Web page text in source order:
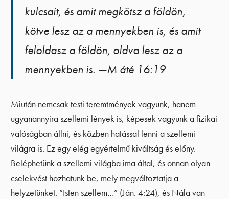
kulcsait, és amit megkötsz a földön,
kötve lesz az a mennyekben is, és amit
feloldasz a földön, oldva lesz az a
mennyekben is. —M áté 16:19
Miután nemcsak testi teremtmények vagyunk, hanem
ugyanannyira szellemi lények is, képesek vagyunk a fizikai
valóságban állni, és közben hatással lenni a szellemi
világra is. Ez egy elég egyértelmű kiváltság és előny.
Beléphetünk a szellemi világba ima által, és onnan olyan
cselekvést hozhatunk be, mely megváltoztatja a
helyzetünket. “Isten szellem…” (Ján. 4:24), és Nála van